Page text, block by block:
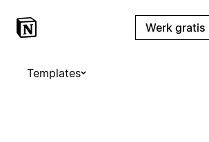
Werk
Templates